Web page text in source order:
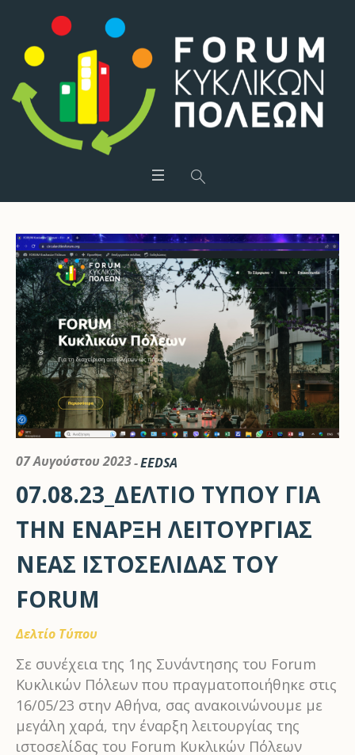
07 Αυγούστου 2023 EEDSA
07.08.23_ΔΕΛΤΙΟ ΤΥΠΟΥ ΓΙΑ
ΤΗΝ ΕΝΑΡΞΗ ΛΕΙΤΟΥΡΓΙΑΣ
ΝΕΑΣ ΙΣΤΟΣΕΛΙΔΑΣ ΤΟΥ
FORUM
Δελτίο Τύπου
Σε συνέχεια της 1ης Συνάντησης του Forum
Κυκλικών Πόλεων που πραγματοποιήθηκε στις
16/05/23 στην Αθήνα, σας ανακοινώνουμε με
μεγάλη χαρά, την έναρξη λειτουργίας της
ιστοσελίδας του Forum Κυκλικών Πόλεων